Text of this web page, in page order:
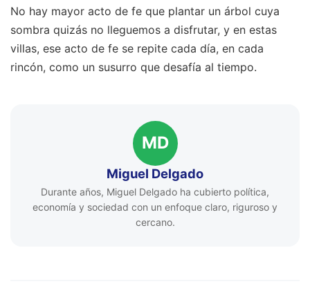
No hay mayor acto de fe que plantar un árbol cuya
sombra quizás no lleguemos a disfrutar, y en estas
villas, ese acto de fe se repite cada día, en cada
rincón, como un susurro que desafía al tiempo.
MD
Miguel Delgado
Durante años, Miguel Delgado ha cubierto política,
economía y sociedad con un enfoque claro, riguroso y
cercano.